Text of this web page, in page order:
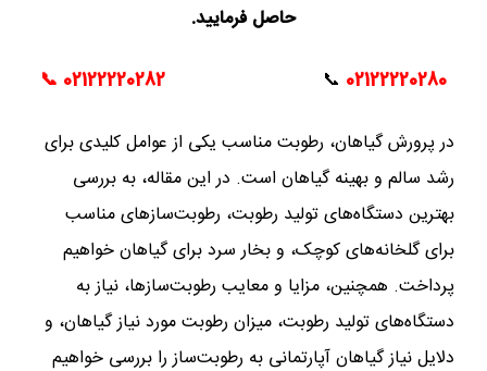
حاصل فرمایید.
02122220280
📞
02122220282
📞
در پرورش گیاهان، رطوبت مناسب یکی از عوامل کلیدی برای
رشد سالم و بهینه گیاهان است. در این مقاله، به بررسی
بهترین دستگاه‌های تولید رطوبت، رطوبت‌سازهای مناسب
برای گلخانه‌های کوچک، و بخار سرد برای گیاهان خواهیم
پرداخت. همچنین، مزایا و معایب رطوبت‌سازها، نیاز به
دستگاه‌های تولید رطوبت، میزان رطوبت مورد نیاز گیاهان، و
دلایل نیاز گیاهان آپارتمانی به رطوبت‌ساز را بررسی خواهیم